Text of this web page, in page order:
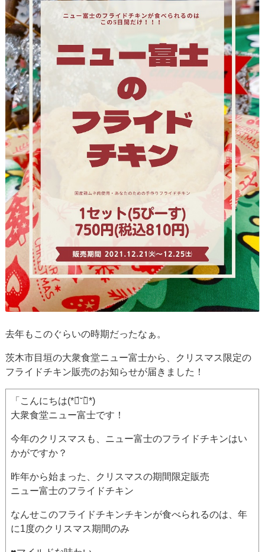
去年もこのぐらいの時期だったなぁ。
茨木市目垣の大衆食堂ニュー富士から、クリスマス限定の
フライドチキン販売のお知らせが届きました！
「こんにちは(*ฅ́˘ฅ̀*)
大衆食堂ニュー富士です！
今年のクリスマスも、ニュー富士のフライドチキンはい
かがですか？
昨年から始まった、クリスマスの期間限定販売
ニュー富士のフライドチキン
なんせこのフライドチキンチキンが食べられるのは、年
に1度のクリスマス期間のみ